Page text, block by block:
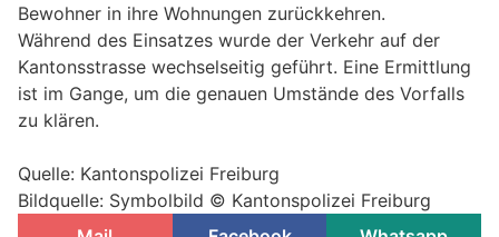
Bewohner in ihre Wohnungen zurückkehren.
Während des Einsatzes wurde der Verkehr auf der
Kantonsstrasse wechselseitig geführt. Eine Ermittlung
ist im Gange, um die genauen Umstände des Vorfalls
zu klären.
Quelle: Kantonspolizei Freiburg
Bildquelle: Symbolbild © Kantonspolizei Freiburg